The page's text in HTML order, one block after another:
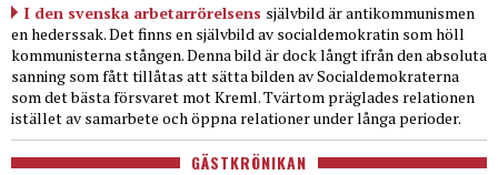
I den svenska arbetarrörelsens självbild är antikommunismen
en hederssak. Det finns en självbild av socialdemokratin som höll
kommunisterna stången. Denna bild är dock långt ifrån den absoluta
sanning som fått tillåtas att sätta bilden av Socialdemokraterna
som det bästa försvaret mot Kreml. Tvärtom präglades relationen
istället av samarbete och öppna relationer under långa perioder.
GÄSTKRÖNIKAN